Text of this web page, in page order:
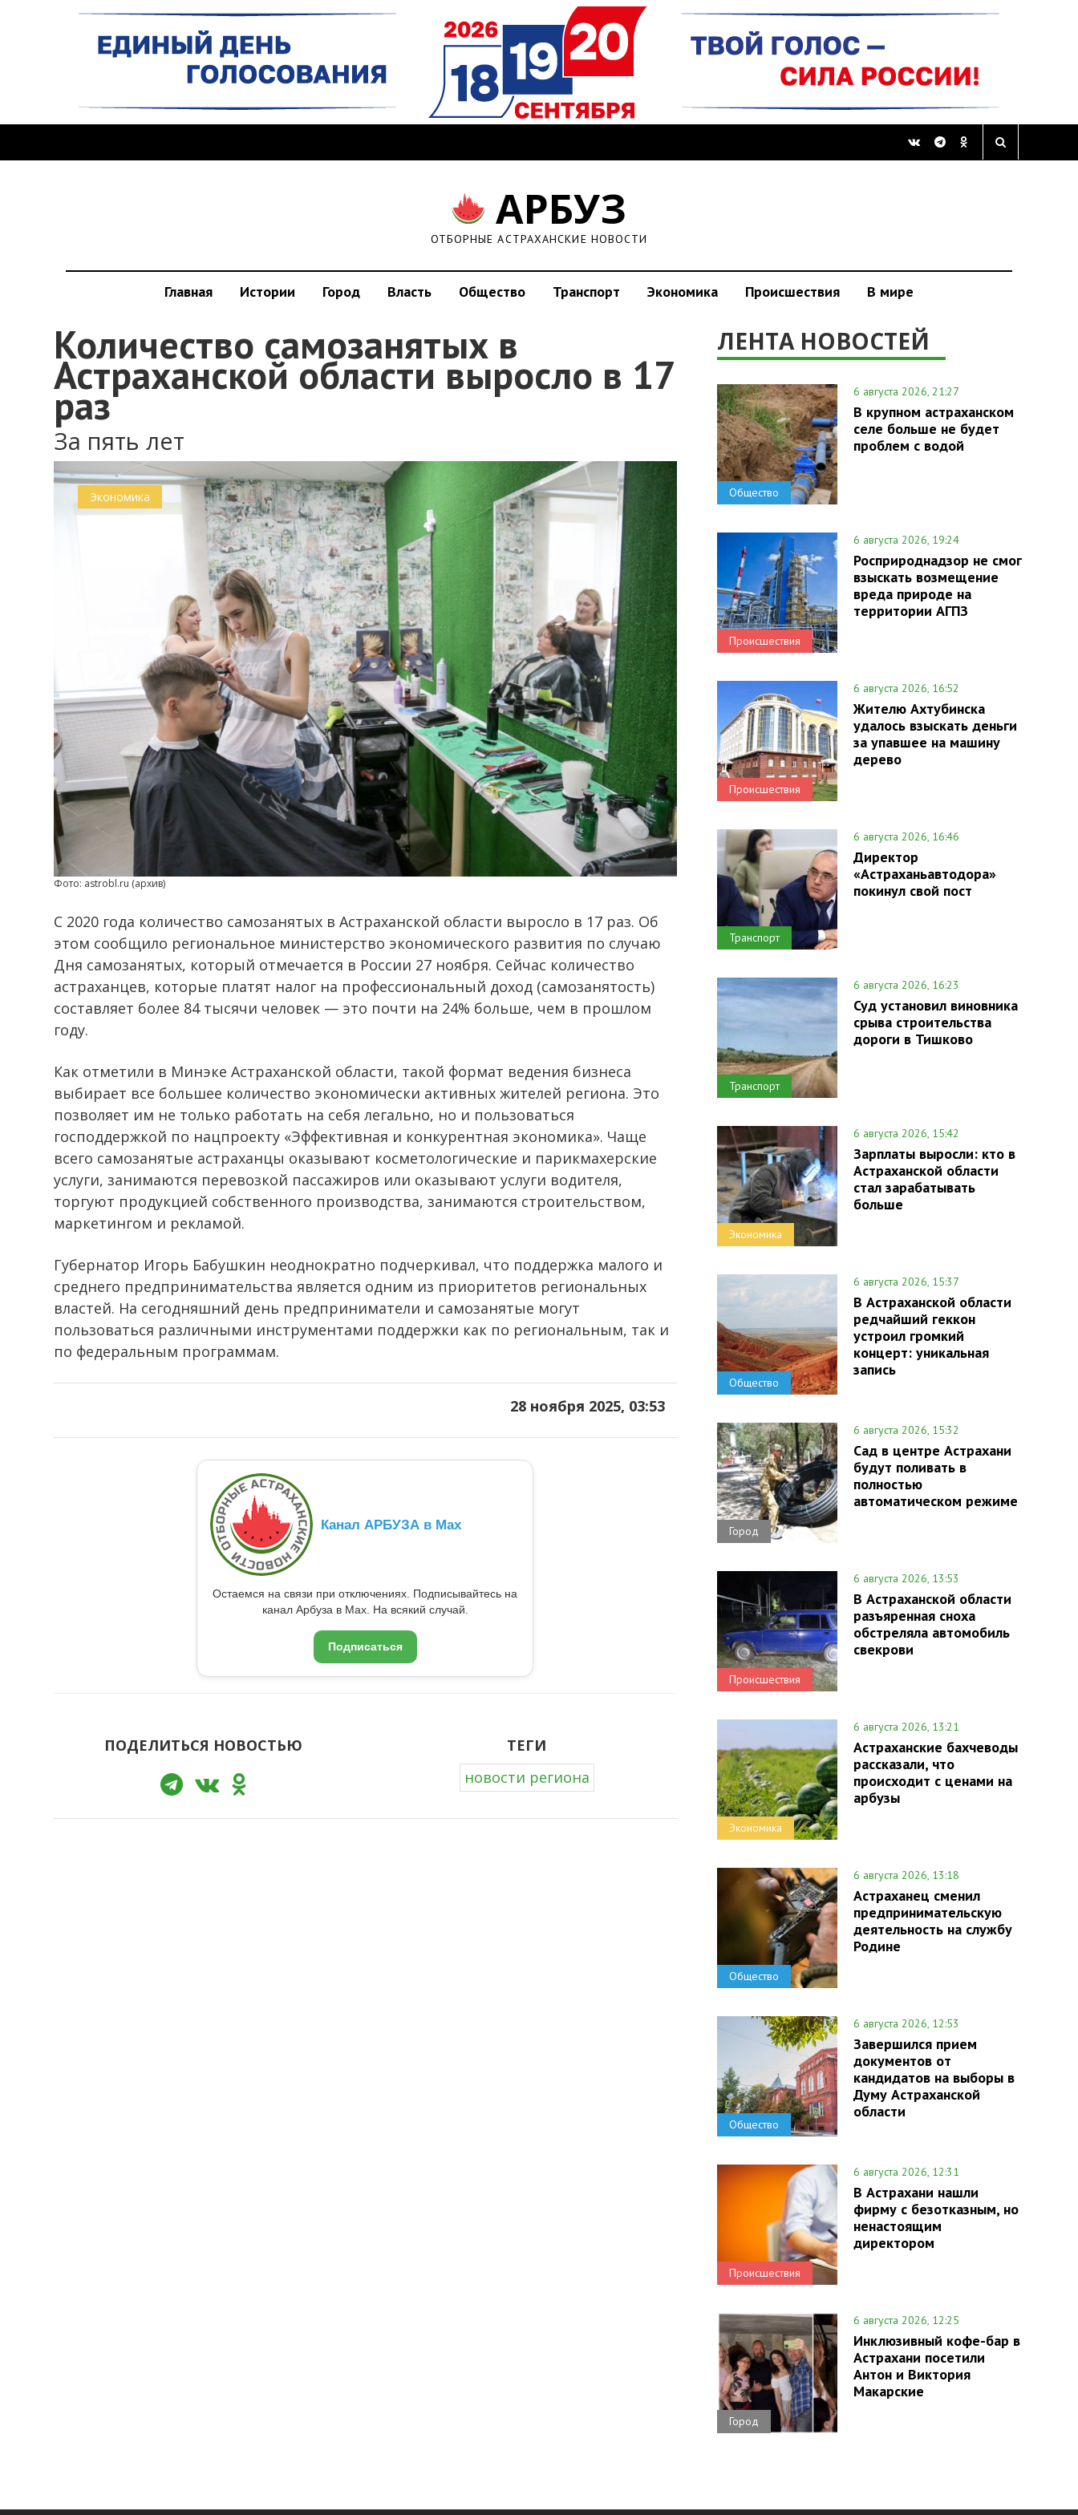
АРБУЗ
ОТБОРНЫЕ АСТРАХАНСКИЕ НОВОСТИ
Главная Истории Город Власть Общество Транспорт Экономика Происшествия В мире
Количество самозанятых в
Астраханской области выросло в 17
раз
За пять лет
Экономика
Фото: astrobl.ru (архив)
С 2020 года количество самозанятых в Астраханской области выросло в 17 раз. Об
этом сообщило региональное министерство экономического развития по случаю
Дня самозанятых, который отмечается в России 27 ноября. Сейчас количество
астраханцев, которые платят налог на профессиональный доход (самозанятость)
составляет более 84 тысячи человек — это почти на 24% больше, чем в прошлом
году.
Как отметили в Минэке Астраханской области, такой формат ведения бизнеса
выбирает все большее количество экономически активных жителей региона. Это
позволяет им не только работать на себя легально, но и пользоваться
господдержкой по нацпроекту «Эффективная и конкурентная экономика». Чаще
всего самозанятые астраханцы оказывают косметологические и парикмахерские
услуги, занимаются перевозкой пассажиров или оказывают услуги водителя,
торгуют продукцией собственного производства, занимаются строительством,
маркетингом и рекламой.
Губернатор Игорь Бабушкин неоднократно подчеркивал, что поддержка малого и
среднего предпринимательства является одним из приоритетов региональных
властей. На сегодняшний день предприниматели и самозанятые могут
пользоваться различными инструментами поддержки как по региональным, так и
по федеральным программам.
28 ноября 2025, 03:53
Канал АРБУЗА в Max
Остаемся на связи при отключениях. Подписывайтесь на
канал Арбуза в Max. На всякий случай.
Подписаться
ПОДЕЛИТЬСЯ НОВОСТЬЮ
ТЕГИ
новости региона
ЛЕНТА НОВОСТЕЙ
Общество
6 августа 2026, 21:27
В крупном астраханском
селе больше не будет
проблем с водой
Происшествия
6 августа 2026, 19:24
Росприроднадзор не смог
взыскать возмещение
вреда природе на
территории АГПЗ
Происшествия
6 августа 2026, 16:52
Жителю Ахтубинска
удалось взыскать деньги
за упавшее на машину
дерево
Транспорт
6 августа 2026, 16:46
Директор
«Астраханьавтодора»
покинул свой пост
Транспорт
6 августа 2026, 16:23
Суд установил виновника
срыва строительства
дороги в Тишково
Экономика
6 августа 2026, 15:42
Зарплаты выросли: кто в
Астраханской области
стал зарабатывать
больше
Общество
6 августа 2026, 15:37
В Астраханской области
редчайший геккон
устроил громкий
концерт: уникальная
запись
Город
6 августа 2026, 15:32
Сад в центре Астрахани
будут поливать в
полностью
автоматическом режиме
Происшествия
6 августа 2026, 13:53
В Астраханской области
разъяренная сноха
обстреляла автомобиль
свекрови
Экономика
6 августа 2026, 13:21
Астраханские бахчеводы
рассказали, что
происходит с ценами на
арбузы
Общество
6 августа 2026, 13:18
Астраханец сменил
предпринимательскую
деятельность на службу
Родине
Общество
6 августа 2026, 12:53
Завершился прием
документов от
кандидатов на выборы в
Думу Астраханской
области
Происшествия
6 августа 2026, 12:31
В Астрахани нашли
фирму с безотказным, но
ненастоящим
директором
Город
6 августа 2026, 12:25
Инклюзивный кофе-бар в
Астрахани посетили
Антон и Виктория
Макарские